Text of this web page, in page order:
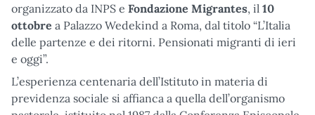
organizzato da INPS e Fondazione Migrantes, il 10
ottobre a Palazzo Wedekind a Roma, dal titolo “L’Italia
delle partenze e dei ritorni. Pensionati migranti di ieri
e oggi”.
L’esperienza centenaria dell’Istituto in materia di
previdenza sociale si affianca a quella dell’organismo